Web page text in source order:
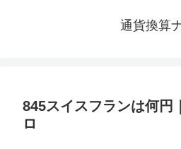
通貨換算
845スイスフランは何円
ロ